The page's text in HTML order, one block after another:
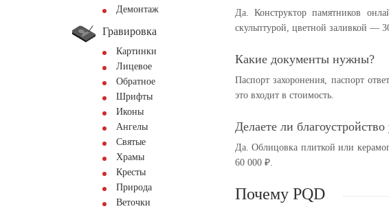
Демонтаж
Гравировка
Картинки
Лицевое
Обратное
Шрифты
Иконы
Ангелы
Святые
Храмы
Кресты
Природа
Веточки
Да. Конструктор памятников
скульптурой, цветной заливкой —
Какие документы нужны?
Паспорт захоронения, паспорт
это входит в стоимость.
Делаете ли благоустройство
Да. Облицовка плиткой или
60 000 ₽.
Почему PQD